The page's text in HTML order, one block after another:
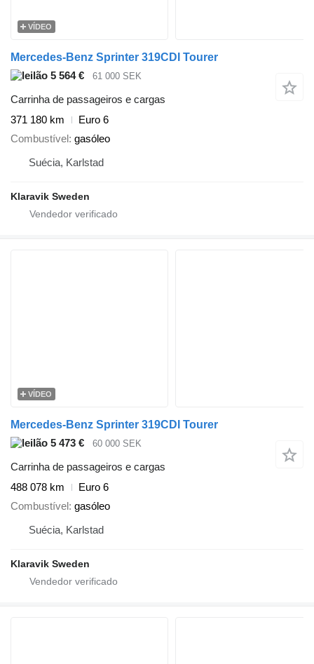
VÍDEO
Mercedes-Benz Sprinter 319CDI Tourer
5 564 €
61 000 SEK
Carrinha de passageiros e cargas
371 180 km
Euro 6
Combustível gasóleo
Suécia, Karlstad
Klaravik Sweden
VÍDEO
Mercedes-Benz Sprinter 319CDI Tourer
5 473 €
60 000 SEK
Carrinha de passageiros e cargas
488 078 km
Euro 6
Combustível gasóleo
Suécia, Karlstad
Klaravik Sweden